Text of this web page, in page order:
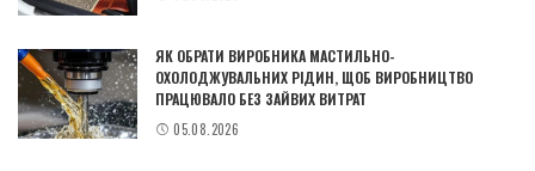
ЯК ОБРАТИ ВИРОБНИКА МАСТИЛЬНО-
ОХОЛОДЖУВАЛЬНИХ РІДИН, ЩОБ ВИРОБНИЦТВО
ПРАЦЮВАЛО БЕЗ ЗАЙВИХ ВИТРАТ
05.08.2026